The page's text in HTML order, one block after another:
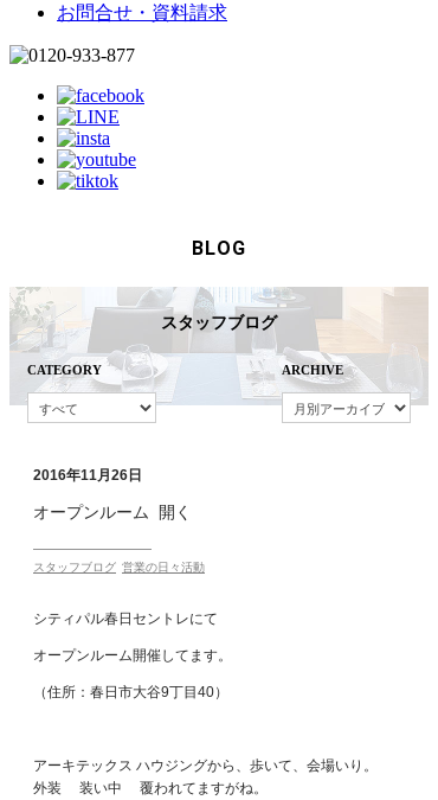
お問合せ・資料請求
BLOG
スタッフブログ
CATEGORY ARCHIVE
2016年11月26日
オープンルーム 開く
スタッフブログ 営業の日々活動
シティパル春日セントレにて
オープンルーム開催してます。
（住所：春日市大谷9丁目40）
アーキテックス ハウジングから、歩いて、会場いり。
外装 装い中 覆われてますがね。